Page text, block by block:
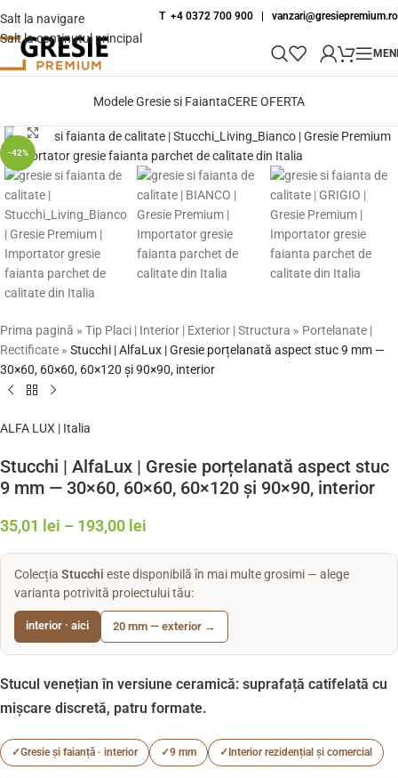
Salt la navigare
Salt la conținutul principal
T +4 0372 700 900 | vanzari@gresiepremium.ro
Modele Gresie si FaiantaCERE OFERTA
-42%
Fă clic pentru a mări
Prima pagină » Tip Placi | Interior | Exterior | Structura » Portelanate |
Rectificate » Stucchi | AlfaLux | Gresie porțelanată aspect stuc 9 mm —
30×60, 60×60, 60×120 și 90×90, interior
ALFA LUX | Italia
Stucchi | AlfaLux | Gresie porțelanată aspect stuc
9 mm — 30×60, 60×60, 60×120 și 90×90, interior
35,01 lei – 193,00 lei
Colecția Stucchi este disponibilă în mai multe grosimi — alege
varianta potrivită proiectului tău:
interior · aici 20 mm — exterior →
Stucul venețian în versiune ceramică: suprafață catifelată cu
mișcare discretă, patru formate.
✓Gresie și faianță · interior ✓9 mm ✓ Interior rezidențial și comercial